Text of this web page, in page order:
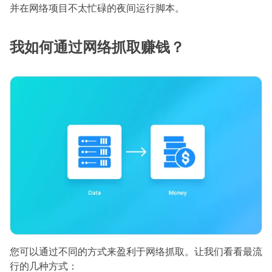
并在网络项目不太忙碌的夜间运行脚本。
我如何通过网络抓取赚钱？
您可以通过不同的方式来盈利于网络抓取。让我们看看最流
行的几种方式：